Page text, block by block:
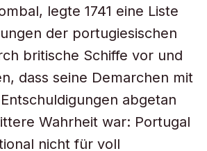
legte 1741 eine Liste
der portugiesischen
britische Schiffe vor und
dass seine Demarchen mit
abgetan
Wahrheit war: Portugal
nicht für voll